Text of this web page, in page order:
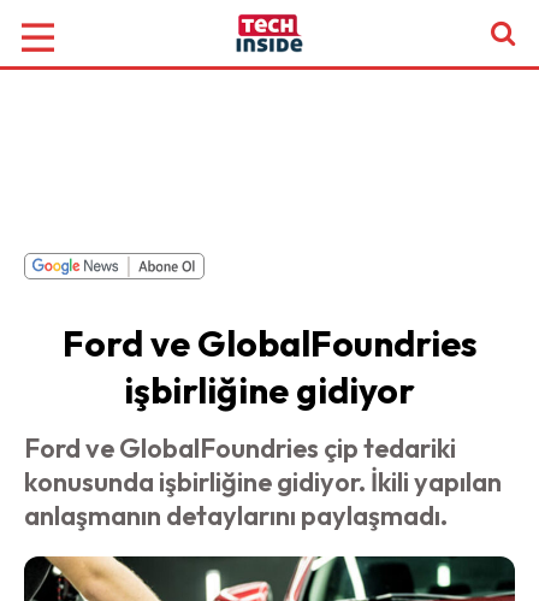
Ford ve GlobalFoundries
işbirliğine gidiyor
Ford ve GlobalFoundries çip tedariki
konusunda işbirliğine gidiyor. İkili yapılan
anlaşmanın detaylarını paylaşmadı.